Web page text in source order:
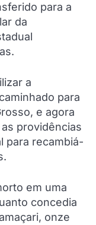
para a
da
a
para
e agora
providências
para recambiá-
em uma
concedia
onze